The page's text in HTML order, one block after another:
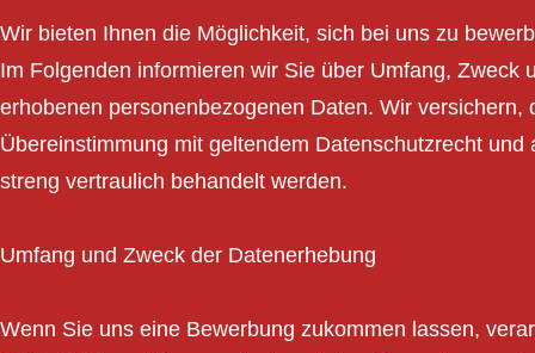
Wir bieten Ihnen die Möglichkeit, sich bei uns zu
Im Folgenden informieren wir Sie über Umfang,
erhobenen personenbezogenen Daten. Wir
Übereinstimmung mit geltendem Datenschutzrecht
streng vertraulich behandelt werden.
Umfang und Zweck der Datenerhebung
Wenn Sie uns eine Bewerbung zukommen lassen,